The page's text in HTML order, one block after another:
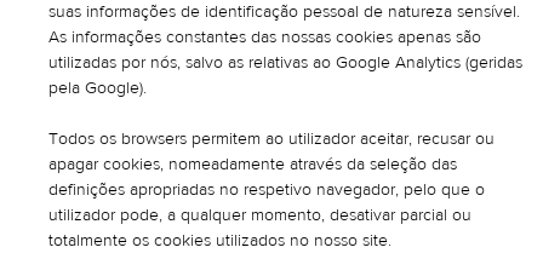
suas informações de identificação pessoal de natureza sensível.
As informações constantes das nossas cookies apenas são
utilizadas por nós, salvo as relativas ao Google Analytics (geridas
pela Google).
Todos os browsers permitem ao utilizador aceitar, recusar ou
apagar cookies, nomeadamente através da seleção das
definições apropriadas no respetivo navegador, pelo que o
utilizador pode, a qualquer momento, desativar parcial ou
totalmente os cookies utilizados no nosso site.